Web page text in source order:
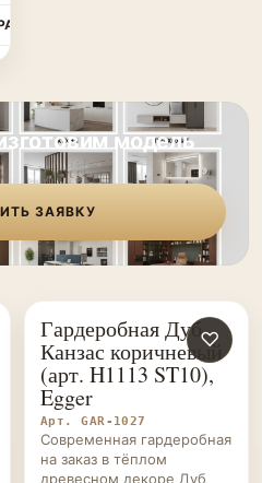
ЗАЯВКУ
Канзас коричневый
(арт. H1113 ST10),
Egger
Арт. GAR-1027
Современная гардеробная
на заказ в тёплом
древесном декоре Дуб
Канзас коричневый (арт.
★★★★★2 отзыва